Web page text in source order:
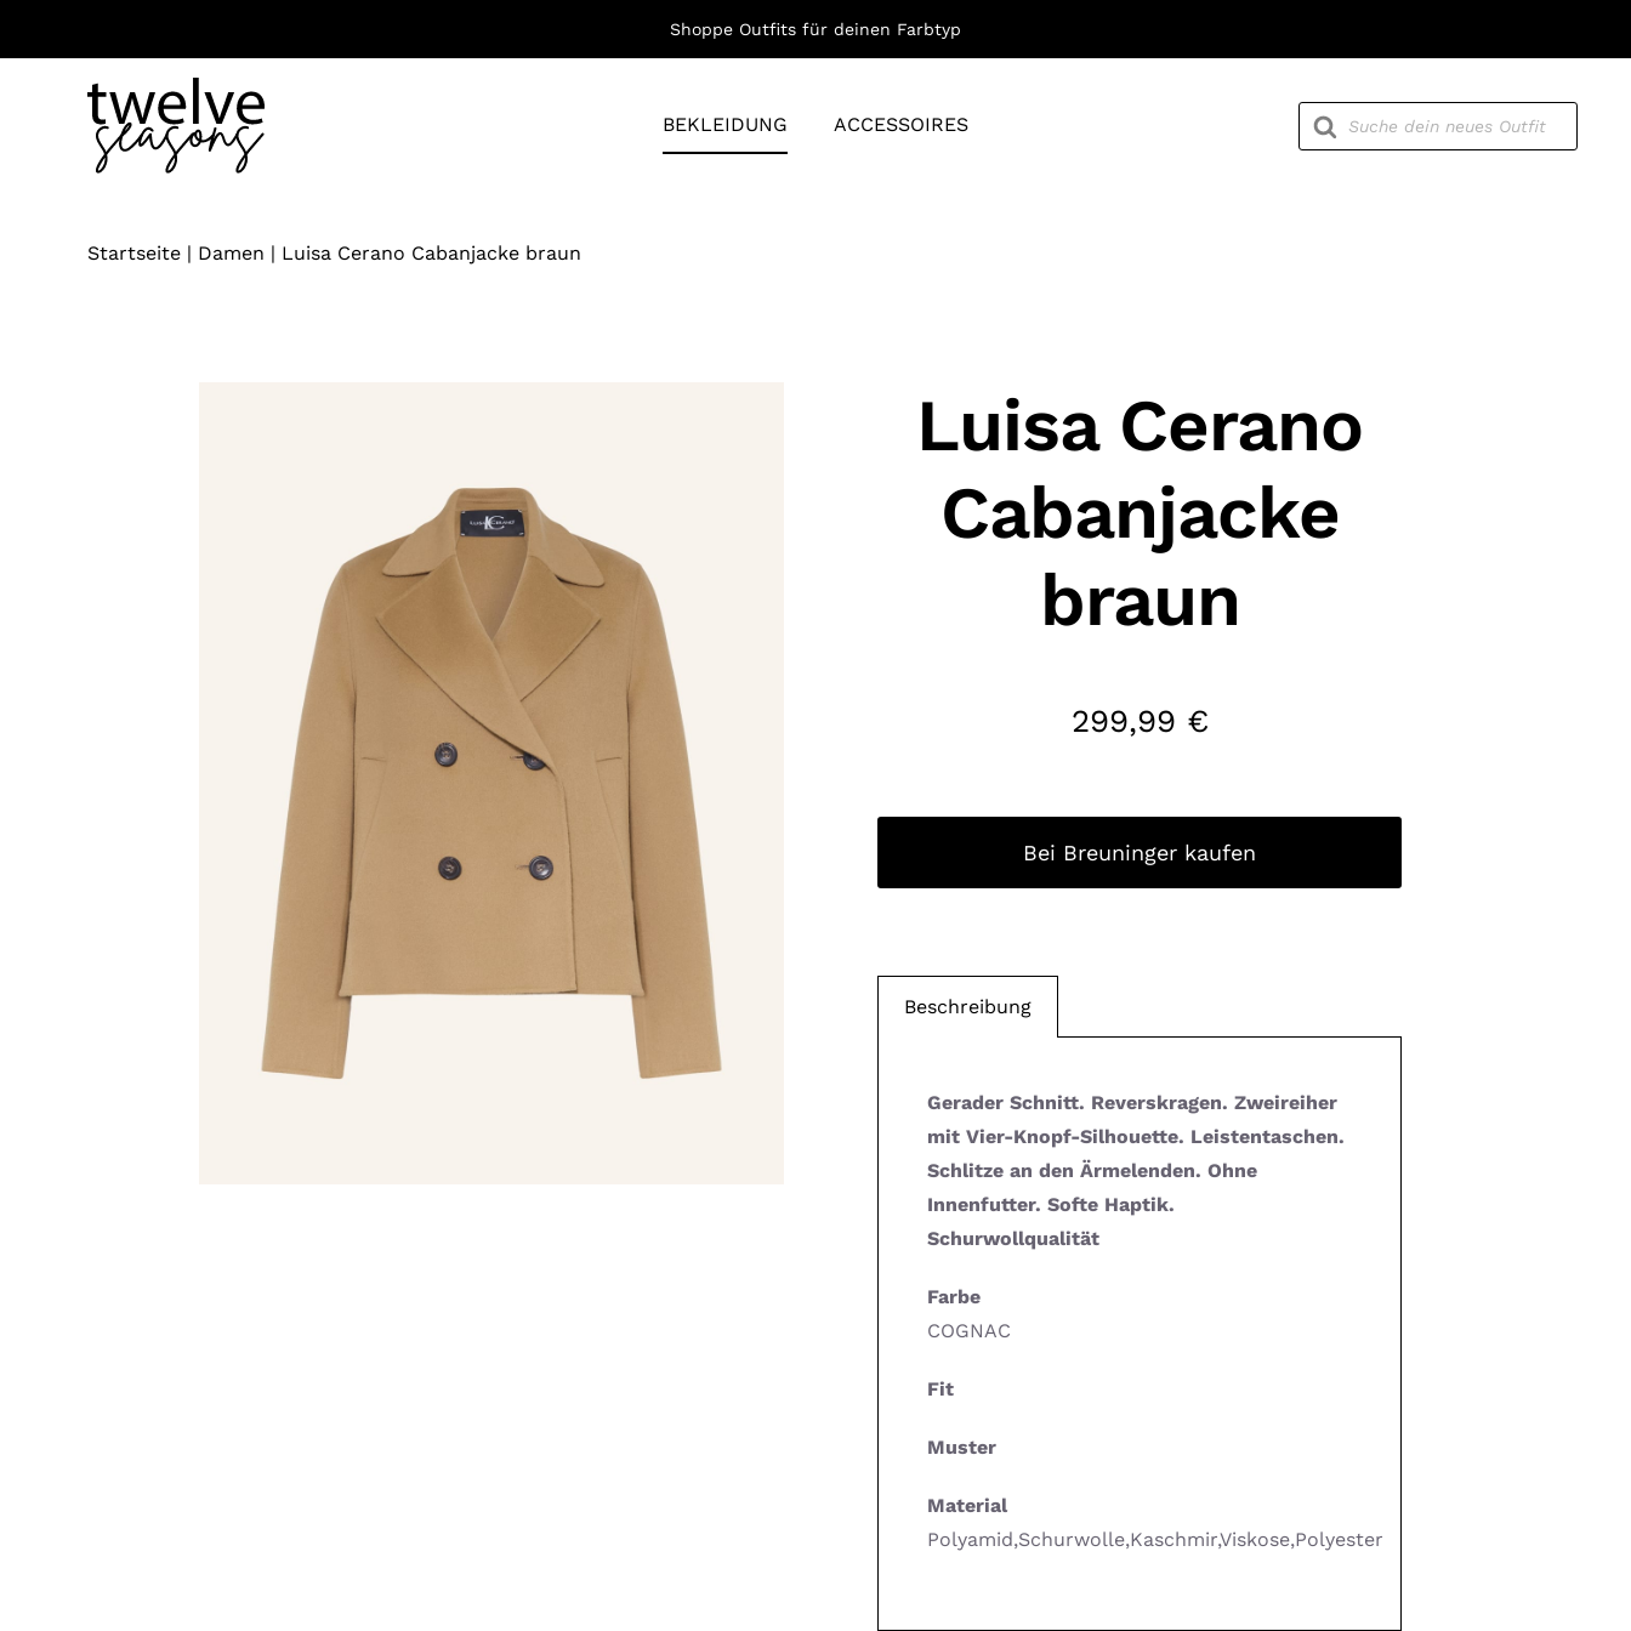
Shoppe Outfits für deinen Farbtyp
BEKLEIDUNG ACCESSOIRES
Products
search
Startseite| Damen | Luisa Cerano Cabanjacke braun
Luisa Cerano
Cabanjacke
braun
299,99 €
Bei Breuninger kaufen
Beschreibung
Gerader Schnitt. Reverskragen. Zweireiher
mit Vier-Knopf-Silhouette. Leistentaschen.
Schlitze an den Ärmelenden. Ohne
Innenfutter. Softe Haptik.
Schurwollqualität
Farbe
COGNAC
Fit
Muster
Material
Polyamid,Schurwolle,Kaschmir,Viskose,Polyester